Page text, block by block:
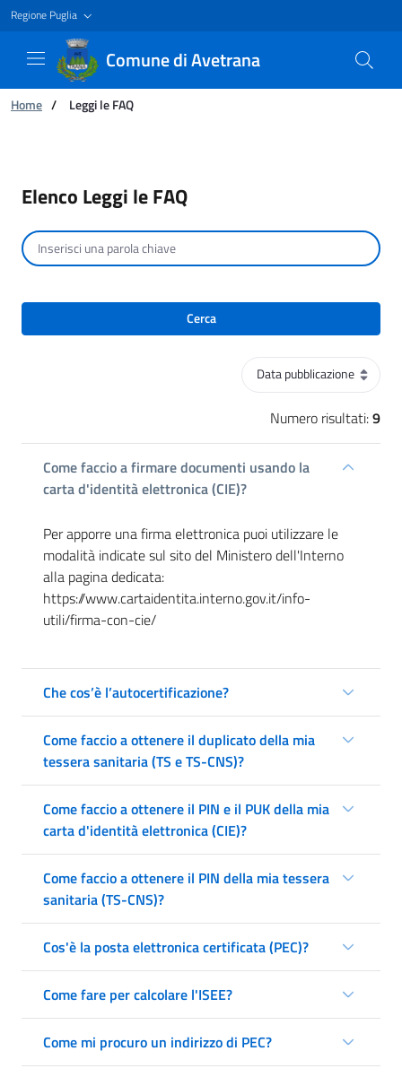
Regione Puglia
Comune di Avetrana
Ti trovi in:
Home / Leggi le FAQ
Elenco Leggi le FAQ
Ordinamento
Numero risultati:9
Come faccio a firmare documenti usando la
carta d'identità elettronica (CIE)?
Per apporre una firma elettronica puoi utilizzare le
modalità indicate sul sito del Ministero dell'Interno
alla pagina dedicata:
https://www.cartaidentita.interno.gov.it/info-
utili/firma-con-cie/
Che cos’è l’autocertificazione?
Come faccio a ottenere il duplicato della mia
tessera sanitaria (TS e TS-CNS)?
Come faccio a ottenere il PIN e il PUK della mia
carta d'identità elettronica (CIE)?
Come faccio a ottenere il PIN della mia tessera
sanitaria (TS-CNS)?
Cos'è la posta elettronica certificata (PEC)?
Come fare per calcolare l'ISEE?
Come mi procuro un indirizzo di PEC?
Cerca per testo
Cerca